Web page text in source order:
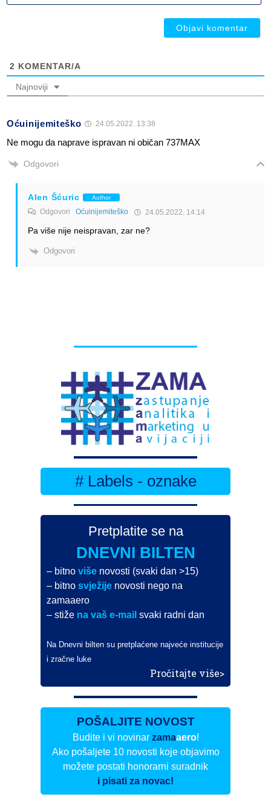
2 KOMENTAR/A
Najnoviji
Oćuinijemiteško 24.05.2022. 13:38
Ne mogu da naprave ispravan ni običan 737MAX
Odgovori
Alen Šćuric Author
Odgovori Oćuinijemiteško 24.05.2022. 14:14
Pa više nije neispravan, zar ne?
Odgovori
# Labels - oznake
Pretplatite se na
DNEVNI BILTEN
– bitnoviše novosti (svaki dan >15)
– bitnosvježije novosti nego na
zamaaero
– stiže na vaš e-mail svaki radni dan
Na Dnevni bilten su pretplaćene najveće institucije
i zračne luke
Pročitajte više>
POŠALJITE NOVOST
Budite i vi novinar zamaaero!
Ako pošaljete 10 novosti koje objavimo
možete postati honorarni suradnik
i pisati za novac!